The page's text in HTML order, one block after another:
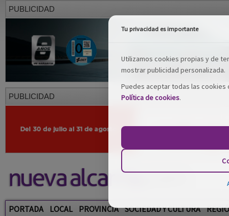
PUBLICIDAD
PUBLICIDAD
PORTADA LOCAL PROVINCIA SOCIEDAD Y CULTURA
Tu privacidad es importante
Utilizamos cookies propias y de
mostrar publicidad personalizada.
Puedes aceptar todas las
Política de cookies.